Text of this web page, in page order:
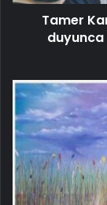
Tamer
duyunca